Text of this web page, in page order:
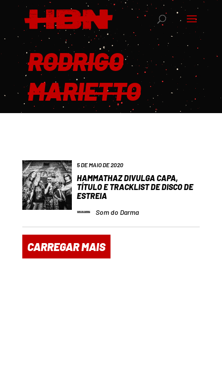
RODRIGO
MARIETTO
5 DE MAIO DE 2020
HAMMATHAZ DIVULGA CAPA,
TÍTULO E TRACKLIST DE DISCO DE
ESTREIA
Som do Darma
CARREGAR MAIS